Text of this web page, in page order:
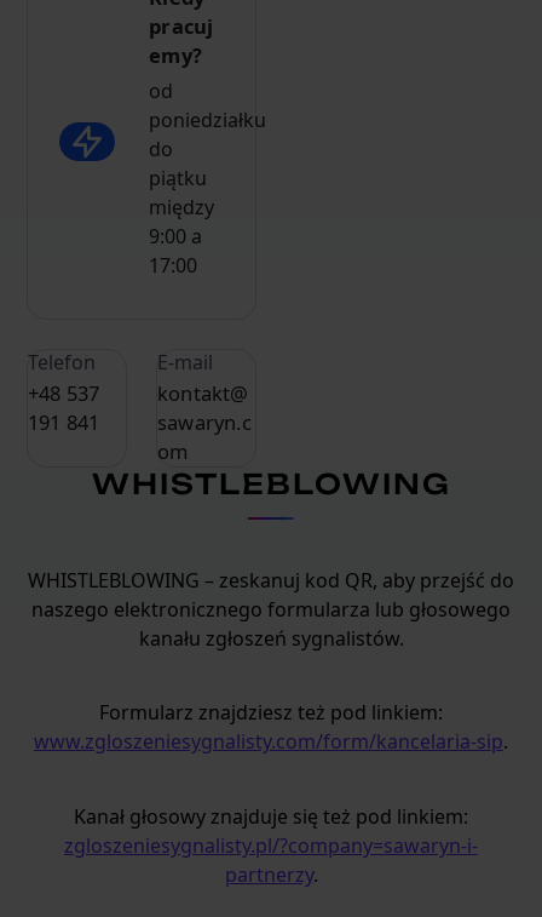
pracuj
emy?
od
poniedziałku
do
piątku
między
9:00 a
17:00
Telefon
+48 537
191 841
E-mail
kontakt@
sawaryn.c
om
WHISTLEBLOWING
WHISTLEBLOWING – zeskanuj kod QR, aby przejść do
naszego elektronicznego formularza lub głosowego
kanału zgłoszeń sygnalistów.
Formularz znajdziesz też pod linkiem:
www.zgloszeniesygnalisty.com/form/kancelaria-sip.
Kanał głosowy znajduje się też pod linkiem:
zgloszeniesygnalisty.pl/?company=sawaryn-i-
partnerzy.